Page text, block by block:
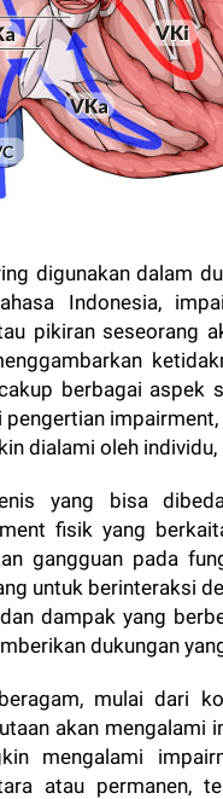
digunakan dalam
Indonesia,
pikiran seseorang
berbagai aspek
dialami oleh
yang bisa
fisik yang
gangguan pada
untuk berinteraksi
dampak yang
dukungan
mulai dari
akan mengalami
mengalami
atau permanen,